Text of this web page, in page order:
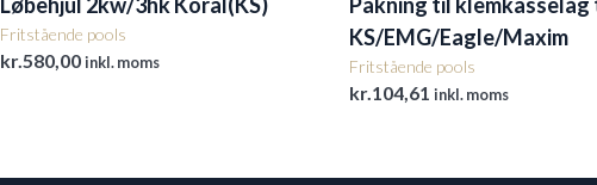
Fritstående pools
kr.580,00inkl. moms
KS/EMG/Eagle/Maxim
Fritstående pools
kr.104,61 inkl. moms